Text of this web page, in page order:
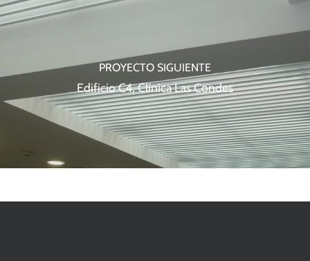
PROYECTO SIGUIENTE
Edificio C4, Clínica Las Condes